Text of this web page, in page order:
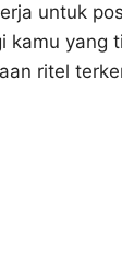
untuk
kamu yang
ritel